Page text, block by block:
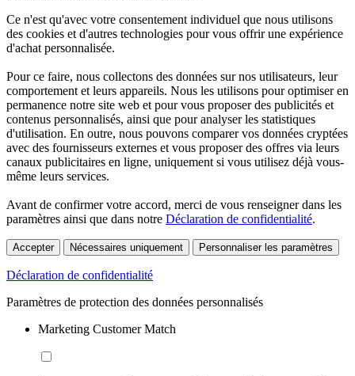
Ce n'est qu'avec votre consentement individuel que nous utilisons
des cookies et d'autres technologies pour vous offrir une expérience
d'achat personnalisée.
Pour ce faire, nous collectons des données sur nos utilisateurs, leur
comportement et leurs appareils. Nous les utilisons pour optimiser en
permanence notre site web et pour vous proposer des publicités et
contenus personnalisés, ainsi que pour analyser les statistiques
d'utilisation. En outre, nous pouvons comparer vos données cryptées
avec des fournisseurs externes et vous proposer des offres via leurs
canaux publicitaires en ligne, uniquement si vous utilisez déjà vous-
même leurs services.
Avant de confirmer votre accord, merci de vous renseigner dans les
paramètres ainsi que dans notre Déclaration de confidentialité.
Accepter Nécessaires uniquement Personnaliser les paramètres
Déclaration de confidentialité
Paramètres de protection des données personnalisés
Marketing Customer Match